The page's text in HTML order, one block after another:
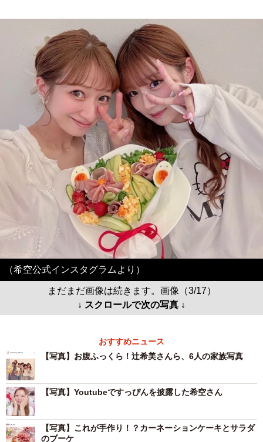
（希空公式インスタグラムより）
まだまだ画像は続きます。画像（3/17）
↓ スクロールで次の写真 ↓
おすすめニュース
【写真】お腹ふっくら！辻希美さんら、6人の家族写真
【写真】Youtubeですっぴんを披露した希空さん
【写真】これが手作り！？カーネーションケーキとサラダ
のブーケ